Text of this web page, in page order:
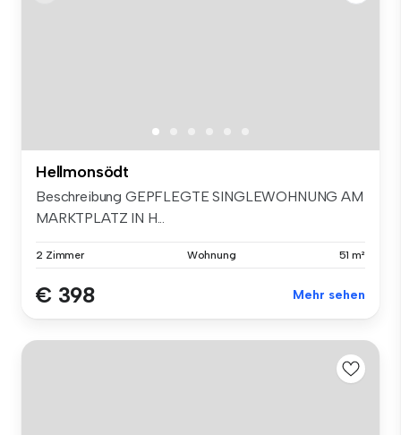
Hellmonsödt
Beschreibung GEPFLEGTE SINGLEWOHNUNG AM
MARKTPLATZ IN H...
2 Zimmer Wohnung 51 m²
€ 398 Mehr sehen